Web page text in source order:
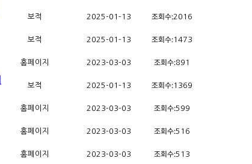
보적 2025-01-13 조회수:2016
보적 2025-01-13 조회수:1473
홈페이지 2023-03-03 조회수:891
보적 2025-01-13 조회수:1369
홈페이지 2023-03-03 조회수:599
홈페이지 2023-03-03 조회수:516
홈페이지 2023-03-03 조회수:513